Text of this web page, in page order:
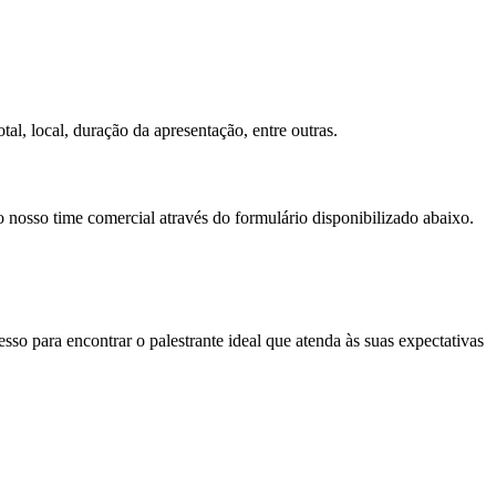
local, duração da apresentação, entre outras.
time comercial através do formulário disponibilizado abaixo.
para encontrar o palestrante ideal que atenda às suas expectativas